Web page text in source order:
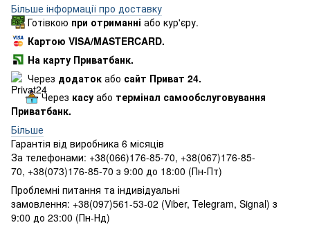
Більше інформації про доставку
Готівкою при отриманні або кур'єру.
Картою VISA/MASTERCARD.
На карту Приватбанк.
Через додаток або сайт Приват 24.
Через касу або термінал самообслуговування
Приватбанк.
Більше
Гарантія від виробника 6 місяців
За телефонами: +38(066)176-85-70, +38(067)176-85-
70, +38(073)176-85-70 з 9:00 до 18:00 (Пн-Пт)
Проблемні питання та індивідуальні
замовлення: +38(097)561-53-02 (Viber, Telegram, Signal) з
9:00 до 23:00 (Пн-Нд)